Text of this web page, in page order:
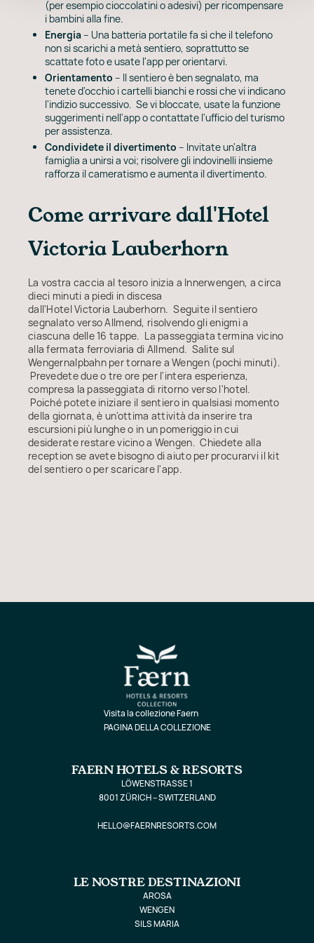
(per esempio cioccolatini o adesivi) per ricompensare
i bambini alla fine.
Energia– Una batteria portatile fa sì che il telefono
non si scarichi a metà sentiero, soprattutto se
scattate foto e usate l'app per orientarvi.
Orientamento – Il sentiero è ben segnalato, ma
tenete d'occhio i cartelli bianchi e rossi che vi indicano
l'indizio successivo. Se vi bloccate, usate la funzione
suggerimenti nell'app o contattate l'ufficio del turismo
per assistenza.
Condividete il divertimento – Invitate un'altra
famiglia a unirsi a voi; risolvere gli indovinelli insieme
rafforza il cameratismo e aumenta il divertimento.
Come arrivare dall'Hotel
Victoria Lauberhorn
La vostra caccia al tesoro inizia a Innerwengen, a circa
dieci minuti a piedi in discesa
dall'Hotel Victoria Lauberhorn. Seguite il sentiero
segnalato verso Allmend, risolvendo gli enigmi a
ciascuna delle 16 tappe. La passeggiata termina vicino
alla fermata ferroviaria di Allmend. Salite sul
Wengernalpbahn per tornare a Wengen (pochi minuti).
Prevedete due o tre ore per l'intera esperienza,
compresa la passeggiata di ritorno verso l'hotel.
Poiché potete iniziare il sentiero in qualsiasi momento
della giornata, è un'ottima attività da inserire tra
escursioni più lunghe o in un pomeriggio in cui
desiderate restare vicino a Wengen. Chiedete alla
reception se avete bisogno di aiuto per procurarvi il kit
del sentiero o per scaricare l'app.
Visita la collezione Faern
PAGINA DELLA COLLEZIONE
FAERN HOTELS & RESORTS
LÖWENSTRASSE 1
8001 ZÜRICH – SWITZERLAND
HELLO@FAERNRESORTS.COM
LE NOSTRE DESTINAZIONI
AROSA
WENGEN
SILS MARIA